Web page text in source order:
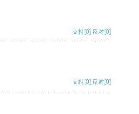
支持[0] 反对[0]
支持[0] 反对[0]